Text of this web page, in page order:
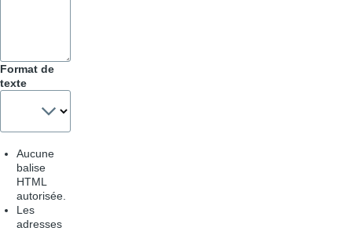
Format de
texte
Aucune
balise
HTML
autorisée.
Les
adresses